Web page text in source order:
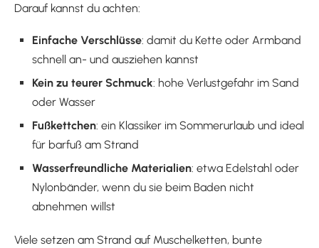
Darauf kannst du achten:
Einfache Verschlüsse: damit du Kette oder Armband
schnell an- und ausziehen kannst
Kein zu teurer Schmuck: hohe Verlustgefahr im Sand
oder Wasser
Fußkettchen: ein Klassiker im Sommerurlaub und ideal
für barfuß am Strand
Wasserfreundliche Materialien: etwa Edelstahl oder
Nylonbänder, wenn du sie beim Baden nicht
abnehmen willst
Viele setzen am Strand auf Muschelketten, bunte